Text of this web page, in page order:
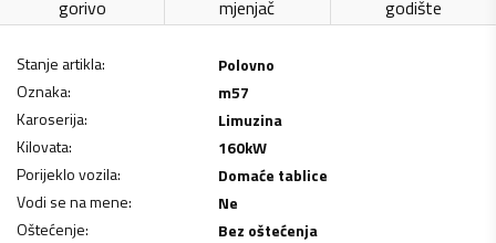
gorivo mjenjač godište
Stanje artikla:
Polovno
Oznaka:
m57
Karoserija:
Limuzina
Kilovata: 160kW
Porijeklo vozila:
Domaće tablice
Vodi se na mene:
Ne
Oštećenje:
Bez oštećenja